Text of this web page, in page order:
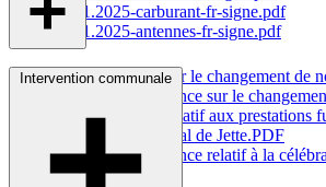
26.11.2025-carburant-fr-signe.pdf
26.11.2025-antennes-fr-signe.pdf
Règlement-taxe sur le changement de
Règlement-redevance sur le
Règlement-taxe relatif aux prestations
cimetière communal de Jette.PDF
Règlement-redevance relatif à la
mariages.PDF
Intervention communale